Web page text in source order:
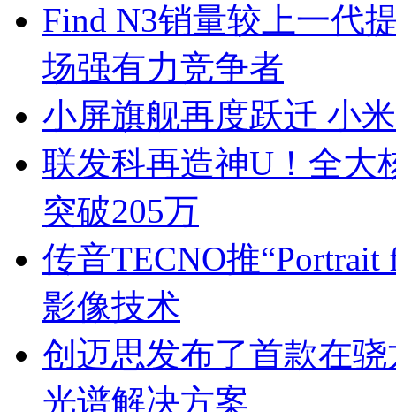
Find N3销量较上一代
场强有力竞争者
小屏旗舰再度跃迁 小
联发科再造神U！全大
突破205万
传音TECNO推
影像技术
创迈思发布了首款在
光谱解决方案